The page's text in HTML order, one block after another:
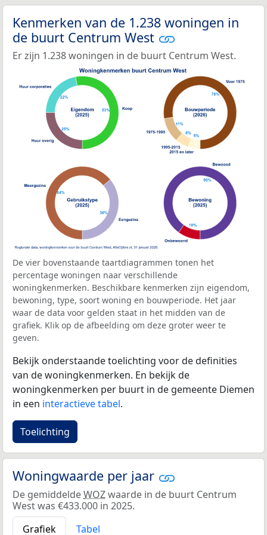
Kenmerken van de 1.238 woningen in
de buurt Centrum West
Er zijn 1.238 woningen in de buurt Centrum West.
De vier bovenstaande taartdiagrammen tonen het
percentage woningen naar verschillende
woningkenmerken. Beschikbare kenmerken zijn eigendom,
bewoning, type, soort woning en bouwperiode. Het jaar
waar de data voor gelden staat in het midden van de
grafiek. Klik op de afbeelding om deze groter weer te
geven.
Bekijk onderstaande toelichting voor de definities
van de woningkenmerken. En bekijk de
woningkenmerken per buurt in de gemeente Diemen
in een interactieve tabel.
Toelichting
Woningwaarde per jaar
De gemiddeldeWOZwaarde in de buurt Centrum
West was €433.000 in 2025.
Grafiek
Tabel